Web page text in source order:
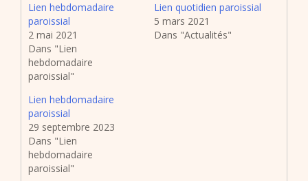
Lien hebdomadaire
paroissial
2 mai 2021
Dans "Lien
hebdomadaire
paroissial"
Lien quotidien paroissial
5 mars 2021
Dans "Actualités"
Lien hebdomadaire
paroissial
29 septembre 2023
Dans "Lien
hebdomadaire
paroissial"